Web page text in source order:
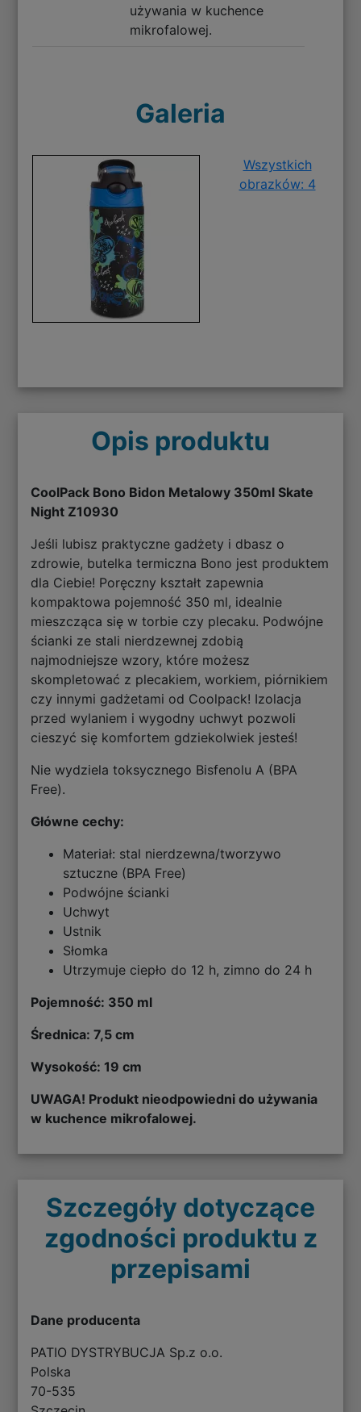
używania w kuchence
mikrofalowej.
Galeria
Wszystkich
obrazków: 4
Opis produktu
CoolPack Bono Bidon Metalowy 350ml Skate
Night Z10930
Jeśli lubisz praktyczne gadżety i dbasz o
zdrowie, butelka termiczna Bono jest produktem
dla Ciebie! Poręczny kształt zapewnia
kompaktowa pojemność 350 ml, idealnie
mieszcząca się w torbie czy plecaku. Podwójne
ścianki ze stali nierdzewnej zdobią
najmodniejsze wzory, które możesz
skompletować z plecakiem, workiem, piórnikiem
czy innymi gadżetami od Coolpack! Izolacja
przed wylaniem i wygodny uchwyt pozwoli
cieszyć się komfortem gdziekolwiek jesteś!
Nie wydziela toksycznego Bisfenolu A (BPA
Free).
Główne cechy:
Materiał: stal nierdzewna/tworzywo
sztuczne (BPA Free)
Podwójne ścianki
Uchwyt
Ustnik
Słomka
Utrzymuje ciepło do 12 h, zimno do 24 h
Pojemność: 350 ml
Średnica: 7,5 cm
Wysokość: 19 cm
UWAGA! Produkt nieodpowiedni do używania
w kuchence mikrofalowej.
Szczegóły dotyczące
zgodności produktu z
przepisami
Dane producenta
PATIO DYSTRYBUCJA Sp.z o.o.
Polska
70-535